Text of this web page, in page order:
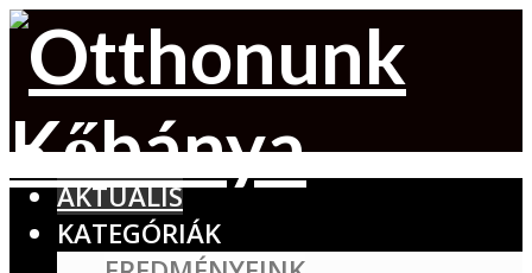
AKTUÁLIS
KATEGÓRIÁK